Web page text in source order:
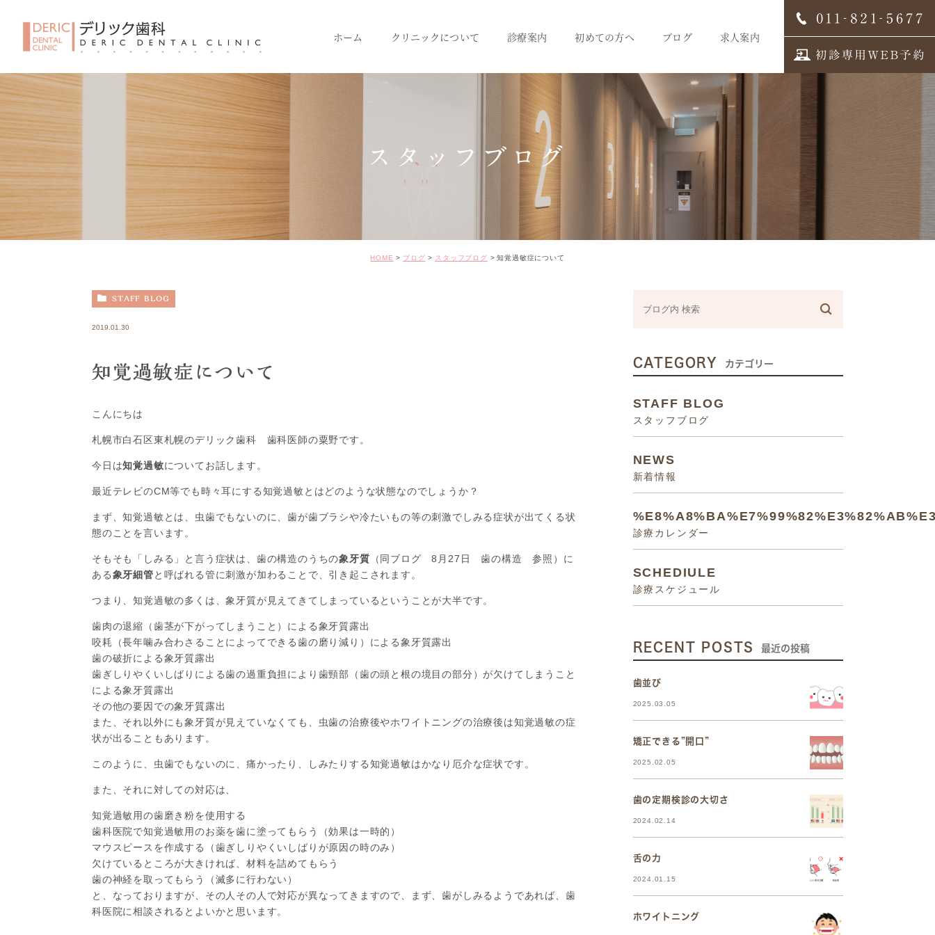
ホーム クリニックについて 診療案内
成人のための予防治療
小児歯科
セラミック･審美治療
矯正治療
初めての方へ ブログ
スタッフブログ
求人案内
求人案内
歯科医師募集
歯科衛生士募集
歯科受付募集
デンタルコーディネーター
スタッフブログ
HOME ブログ スタッフブログ 知覚過敏症について
STAFF BLOG
2019.01.30
知覚過敏症について
こんにちは
札幌市白石区東札幌のデリック歯科 歯科医師の粟野です。
今日は知覚過敏についてお話します。
最近テレビのCM等でも時々耳にする知覚過敏とはどのような状態なのでしょうか？
まず、知覚過敏とは、虫歯でもないのに、歯が歯ブラシや冷たいもの等の刺激でしみる症状が出てくる状
態のことを言います。
そもそも「しみる」と言う症状は、歯の構造のうちの象牙質 （同ブログ 8月27日 歯の構造 参照）に
ある象牙細管と呼ばれる管に刺激が加わることで、引き起こされます。
つまり、知覚過敏の多くは、象牙質が見えてきてしまっているということが大半です。
歯肉の退縮（歯茎が下がってしまうこと）による象牙質露出
咬耗（長年噛み合わさることによってできる歯の磨り減り）による象牙質露出
歯の破折による象牙質露出
歯ぎしりやくいしばりによる歯の過重負担により歯頸部（歯の頭と根の境目の部分）が欠けてしまうこと
による象牙質露出
その他の要因での象牙質露出
また、それ以外にも象牙質が見えていなくても、虫歯の治療後やホワイトニングの治療後は知覚過敏の症
状が出ることもあります。
このように、虫歯でもないのに、痛かったり、しみたりする知覚過敏はかなり厄介な症状です。
また、それに対しての対応は、
知覚過敏用の歯磨き粉を使用する
歯科医院で知覚過敏用のお薬を歯に塗ってもらう（効果は一時的）
マウスピースを作成する（歯ぎしりやくいしばりが原因の時のみ）
欠けているところが大きければ、材料を詰めてもらう
歯の神経を取ってもらう（滅多に行わない）
と、なっておりますが、その人その人で対応が異なってきますので、まず、歯がしみるようであれば、歯
科医院に相談されるとよいかと思います。
CATEGORY カテゴリー
STAFF BLOG
スタッフブログ
NEWS
新着情報
診療カレンダー
SCHEDIULE
診療スケジュール
RECENT POSTS 最近の投稿
歯並び
2025.03.05
矯正できる”開口”
2025.02.05
歯の定期検診の大切さ
2024.02.14
舌の力
2024.01.15
ホワイトニング